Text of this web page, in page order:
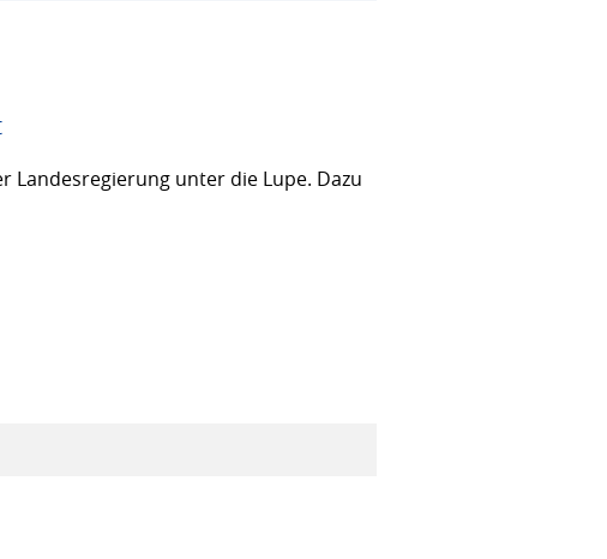
Landesregierung unter die Lupe. Dazu